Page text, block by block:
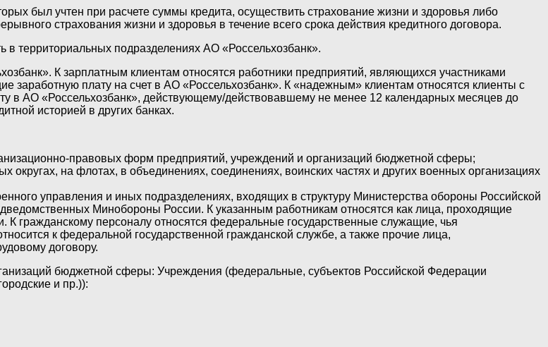
был учтен при расчете суммы кредита, осуществить страхование жизни и здоровья либо
страхования жизни и здоровья в течение всего срока действия кредитного договора.
территориальных подразделениях АО «Россельхозбанк».
К зарплатным клиентам относятся работники предприятий, являющихся участниками
заработную плату на счет в АО «Россельхозбанк». К «надежным» клиентам относятся клиенты с
в АО «Россельхозбанк», действующему/действовавшему не менее 12 календарных месяцев до
историей в других банках.
правовых форм предприятий, учреждений и организаций бюджетной сферы;
на флотах, в объединениях, соединениях, воинских частях и других военных организациях
управления и иных подразделениях, входящих в структуру Министерства обороны Российской
Минобороны России. К указанным работникам относятся как лица, проходящие
К гражданскому персоналу относятся федеральные государственные служащие, чья
к федеральной государственной гражданской службе, а также прочие лица,
договору.
бюджетной сферы: Учреждения (федеральные, субъектов Российской Федерации
и пр.)):